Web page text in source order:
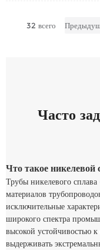
следует использовать там,
соли, так как эти соли могут
32 всего
Часто
Что такое никелевой
Трубы никелевого
материалов
исключительные
широкого спектра
высокой устойчивостью
выдерживать